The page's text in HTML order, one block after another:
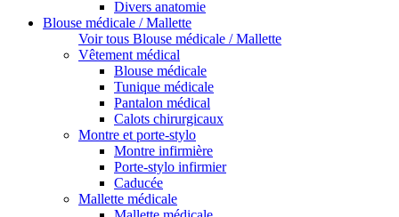
Divers anatomie
Blouse médicale / Mallette
Voir tous Blouse médicale / Mallette
Vêtement médical
Blouse médicale
Tunique médicale
Pantalon médical
Calots chirurgicaux
Montre et porte-stylo
Montre infirmière
Porte-stylo infirmier
Caducée
Mallette médicale